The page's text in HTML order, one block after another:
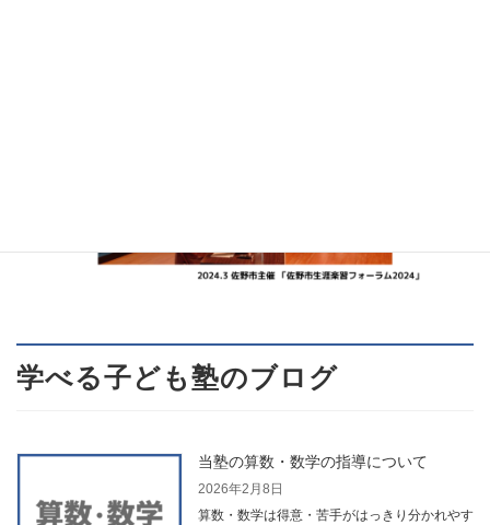
学べる子ども塾のブログ
当塾の算数・数学の指導について
2026年2月8日
算数・数学は得意・苦手がはっきり分かれやす